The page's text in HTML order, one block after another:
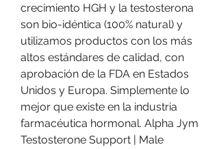
crecimiento HGH y la testosterona
son bio-idéntica (100% natural) y
utilizamos productos con los más
altos estándares de calidad, con
aprobación de la FDA en Estados
Unidos y Europa. Simplemente lo
mejor que existe en la industria
farmacéutica hormonal. Alpha Jym
Testosterone Support | Male